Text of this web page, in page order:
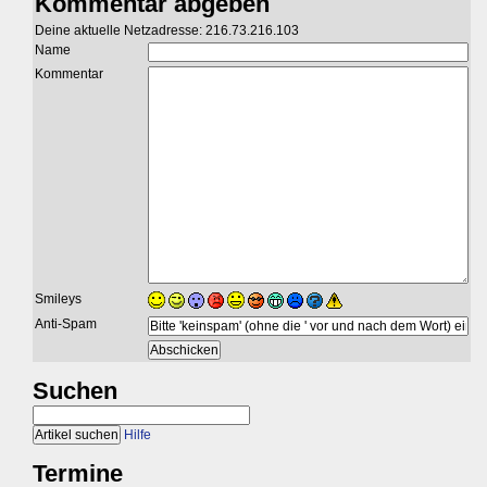
Deine aktuelle Netzadresse: 216.73.216.103
Name
Kommentar
Smileys
Anti-Spam
Suchen
Hilfe
Termine